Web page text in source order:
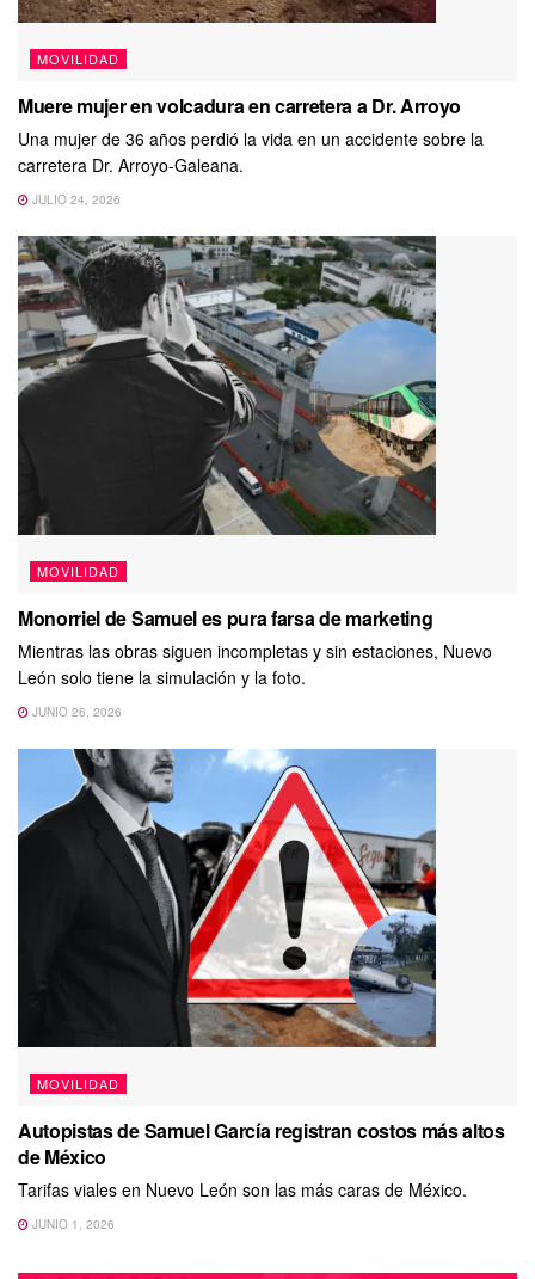
MOVILIDAD
Muere mujer en volcadura en carretera a Dr. Arroyo
Una mujer de 36 años perdió la vida en un accidente sobre la
carretera Dr. Arroyo-Galeana.
JULIO 24, 2026
MOVILIDAD
Monorriel de Samuel es pura farsa de marketing
Mientras las obras siguen incompletas y sin estaciones, Nuevo
León solo tiene la simulación y la foto.
JUNIO 26, 2026
MOVILIDAD
Autopistas de Samuel García registran costos más altos
de México
Tarifas viales en Nuevo León son las más caras de México.
JUNIO 1, 2026